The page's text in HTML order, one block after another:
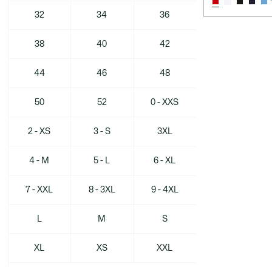
32 34 36
38 40 42
44 46 48
50 52 0 - XXS
2 - XS 3 - S 3XL
4 - M 5 - L 6 - XL
7 - XXL 8 - 3XL 9 - 4XL
M S
XL XS XXL